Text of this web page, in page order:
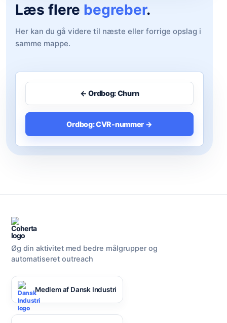
Læs flere begreber.
Her kan du gå videre til næste eller forrige opslag i
samme mappe.
← Ordbog: Churn
Ordbog: CVR-nummer →
Øg din aktivitet med bedre målgrupper og
automatiseret outreach
Medlem af Dansk Industri